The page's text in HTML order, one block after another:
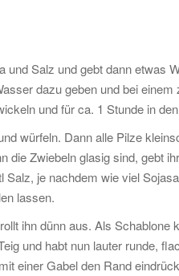
Salz und gebt dann etwas
dazu geben und bei
und für ca. 1 Stunde in
würfeln. Dann alle Pilze
die Zwiebeln glasig sind, gebt
je nachdem wie viel
lassen.
ihn dünn aus. Als Schablone
und habt nun lauter runde,
einer Gabel den Rand